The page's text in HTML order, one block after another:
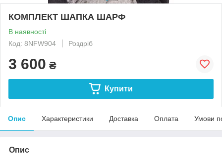
КОМПЛЕКТ ШАПКА ШАРФ
В наявності
Код: 8NFW904
Роздріб
3 600 ₴
Купити
Опис Характеристики Доставка Оплата Умови
Опис